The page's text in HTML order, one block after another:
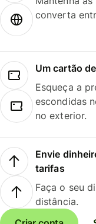
converta
Um cartão
Esqueça a
escondidas
no exterior.
Envie
tarifas
Faça o seu
distância.